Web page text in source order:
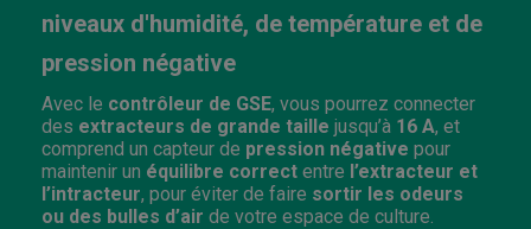
niveaux d'humidité, de température et de
pression négative
Avec le contrôleur de GSE, vous pourrez connecter
des extracteurs de grande taille jusqu’à 16 A, et
comprend un capteur de pression négative pour
maintenir un équilibre correct entre l’extracteur et
l’intracteur, pour éviter de faire sortir les odeurs
ou des bulles d’air de votre espace de culture.